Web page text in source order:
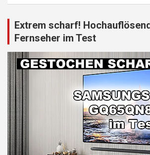
Extrem scharf!
Fernseher im Test